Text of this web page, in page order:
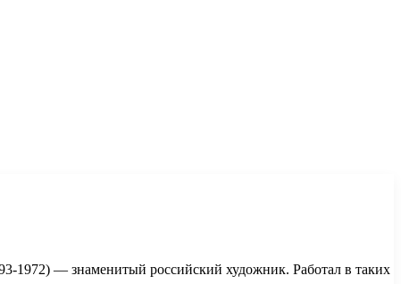
1972) — знаменитый российский художник. Работал в таких